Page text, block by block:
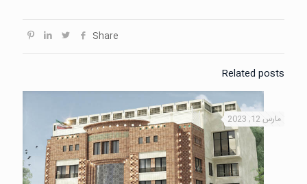
Share
Related posts
مارس 12, 2023